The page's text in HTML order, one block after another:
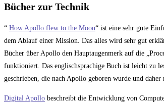
Bücher zur Technik
“ How Apollo flew to the Moon“ ist eine sehr gute
dem Ablauf einer Mission. Das alles wird sehr gut
Bücher über Apollo den Hauptaugenmerk auf die
funktioniert. Das englischsprachige Buch ist leicht zu
geschrieben, die nach Apollo geboren wurde und
Digital Apollo beschreibt die Entwicklung von